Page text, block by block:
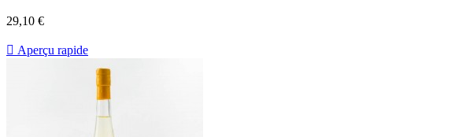
29,10 €
 Aperçu rapide